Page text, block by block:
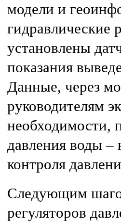
модели и
гидравлические
установлены
показания
Данные, через
руководителям
необходимости,
давления воды –
контроля
Следующим
регуляторов